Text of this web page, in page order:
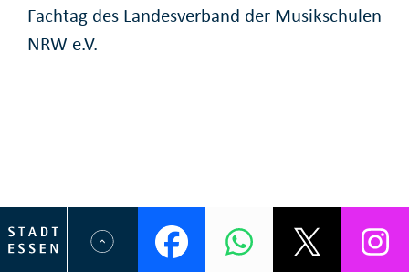
Fachtag des Landesverband der Musikschulen
NRW e.V.